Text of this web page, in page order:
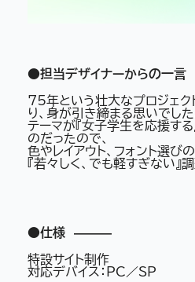
●担当デザイナーからの
75年という壮大なプロジェク
り、身が引き締まる思いでした
テーマが『女子学生を応援す
のだったので、
色やレイアウト、フォント選び
『若々しく、でも軽すぎない』
●仕様 ———
特設サイト制作
対応デバイス：PC／SP